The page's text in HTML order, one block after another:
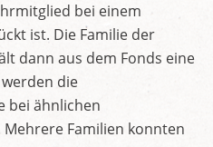
bei einem
ist. Die Familie der
dann aus dem Fonds eine
die
bei ähnlichen
Familien konnten